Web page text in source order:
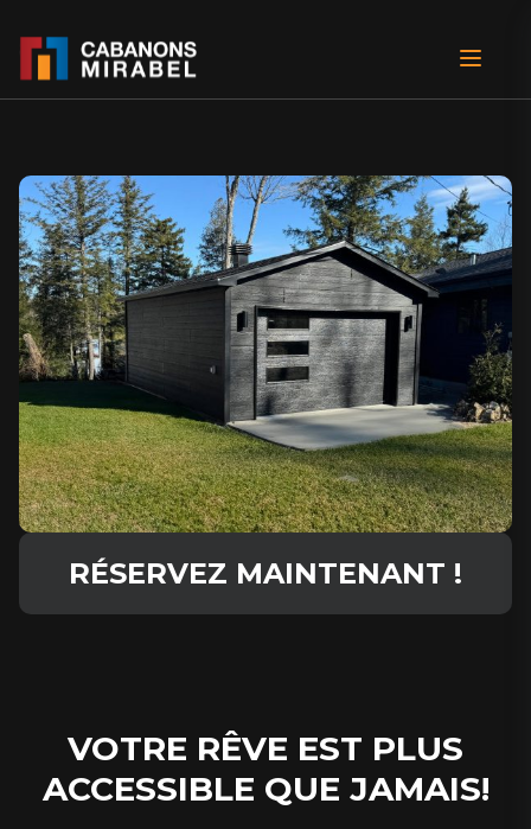
RÉSERVEZ MAINTENANT !
VOTRE RÊVE EST PLUS
ACCESSIBLE QUE JAMAIS!